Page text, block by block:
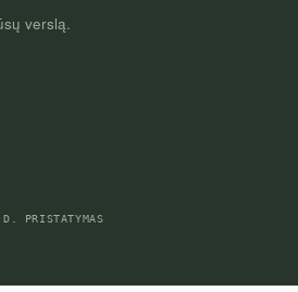
verslą.
PRISTATYMAS